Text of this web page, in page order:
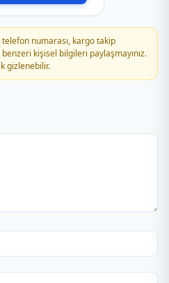
numarası, kargo takip
kişisel bilgileri paylaşmayınız.
gizlenebilir.